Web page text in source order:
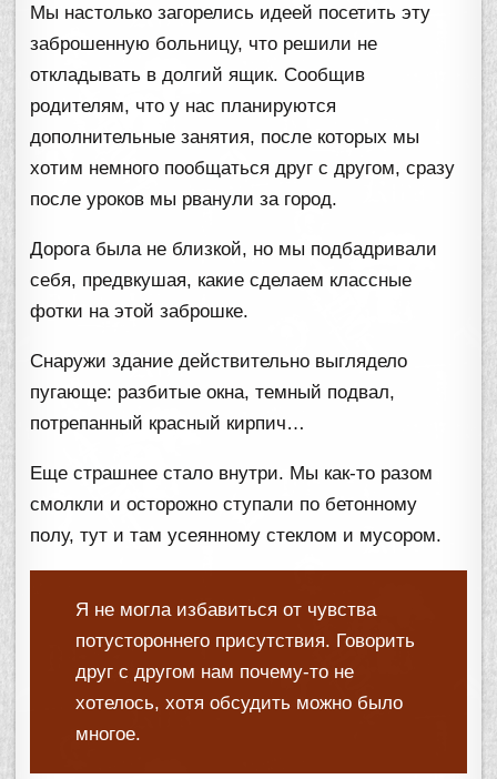
Мы настолько загорелись идеей посетить эту
заброшенную больницу, что решили не
откладывать в долгий ящик. Сообщив
родителям, что у нас планируются
дополнительные занятия, после которых мы
хотим немного пообщаться друг с другом, сразу
после уроков мы рванули за город.
Дорога была не близкой, но мы подбадривали
себя, предвкушая, какие сделаем классные
фотки на этой заброшке.
Снаружи здание действительно выглядело
пугающе: разбитые окна, темный подвал,
потрепанный красный кирпич…
Еще страшнее стало внутри. Мы как-то разом
смолкли и осторожно ступали по бетонному
полу, тут и там усеянному стеклом и мусором.
Я не могла избавиться от чувства
потустороннего присутствия. Говорить
друг с другом нам почему-то не
хотелось, хотя обсудить можно было
многое.